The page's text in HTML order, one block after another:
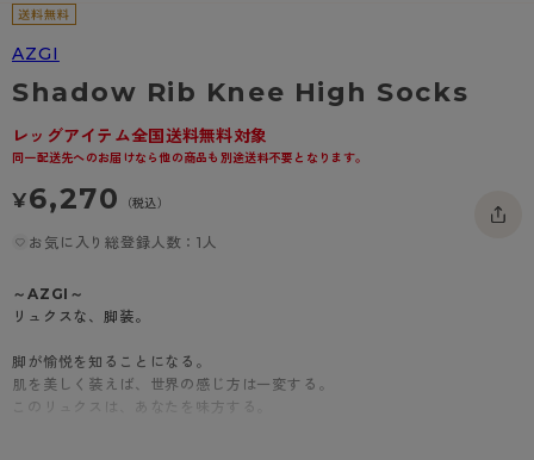
- 柄タイツ
- ひざ下丈タイツ
- 着圧タイツ
ソックス・靴下
レギンス・スパッツ
肌着・インナー
- 長袖（七分袖以上）
- タンクトップ
- カップ付きインナー
雑貨・小物
スクールタイム
みんなの、みんなの。
配送方法について
返品・交換について
お問い合わせについて
AZGI
Shadow Rib Knee High Socks
レッグアイテム全国送料無料対象
同一配送先へのお届けなら他の商品も別途送料不要となります。
¥6,270 （税込）
お気に入り総登録人数：1人
～AZGI～
リュクスな、脚装。
脚が愉悦を知ることになる。
肌を美しく装えば、世界の感じ方は一変する。
このリュクスは、あなたを味方する。